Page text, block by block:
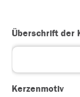
Überschrift der
Kerzenmotiv